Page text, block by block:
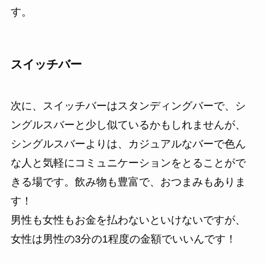
す。
スイッチバー
次に、スイッチバーはスタンディングバーで、シ
ングルスバーと少し似ているかもしれませんが、
シングルスバーよりは、カジュアルなバーで色ん
な人と気軽にコミュニケーションをとることがで
きる場です。飲み物も豊富で、おつまみもありま
す！
男性も女性もお金を払わないといけないですが、
女性は男性の3分の1程度の金額でいいんです！